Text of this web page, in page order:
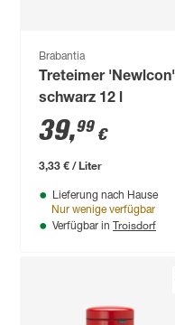
Brabantia
Treteimer 'Newlcon'
schwarz 12 l
39,99 €
3,33 € / Liter
Lieferung nach Hause
Nur wenige verfügbar
Verfügbar in Troisdorf